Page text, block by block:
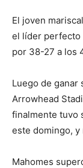
El joven
el líder perfecto
por 38-27 a los
Luego de
Arrowhead
finalmente tuvo
este domingo, y
Mahomes